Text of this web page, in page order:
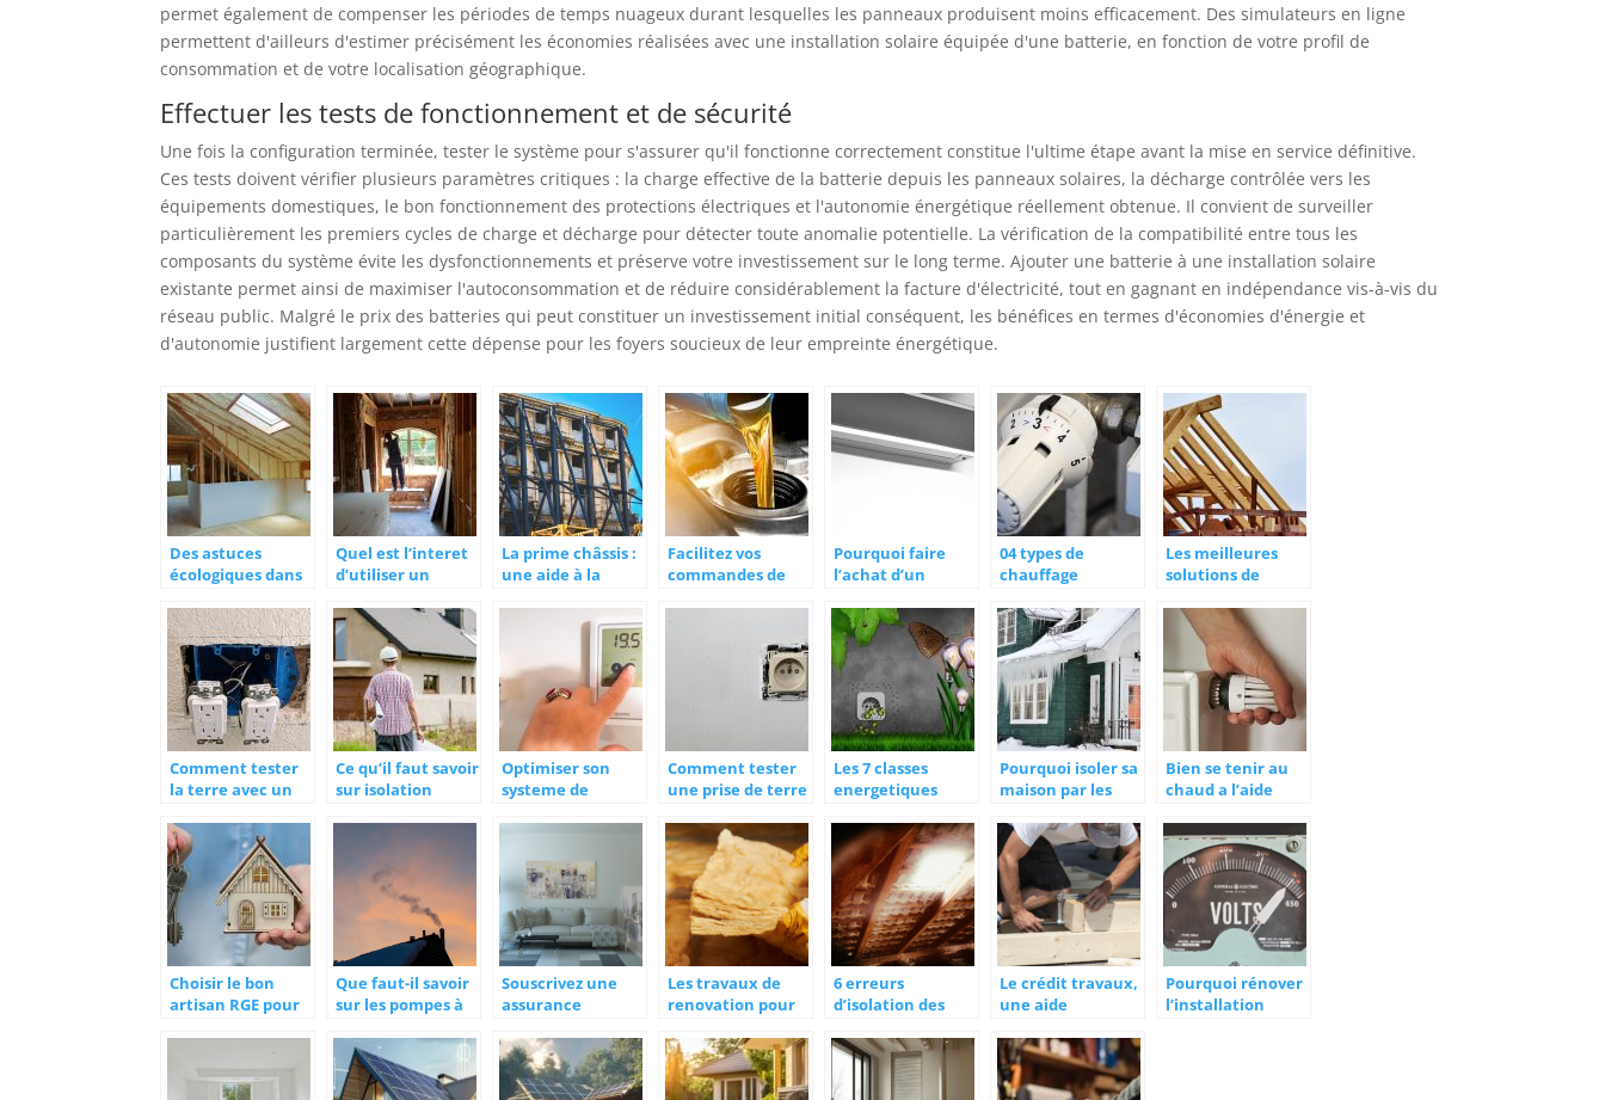
permet également de compenser les périodes de temps nuageux durant lesquelles les panneaux produisent moins efficacement. Des simulateurs en ligne
permettent d'ailleurs d'estimer précisément les économies réalisées avec une installation solaire équipée d'une batterie, en fonction de votre profil de
consommation et de votre localisation géographique.
Effectuer les tests de fonctionnement et de sécurité
Une fois la configuration terminée, tester le système pour s'assurer qu'il fonctionne correctement constitue l'ultime étape avant la mise en service définitive.
Ces tests doivent vérifier plusieurs paramètres critiques : la charge effective de la batterie depuis les panneaux solaires, la décharge contrôlée vers les
équipements domestiques, le bon fonctionnement des protections électriques et l'autonomie énergétique réellement obtenue. Il convient de surveiller
particulièrement les premiers cycles de charge et décharge pour détecter toute anomalie potentielle. La vérification de la compatibilité entre tous les
composants du système évite les dysfonctionnements et préserve votre investissement sur le long terme. Ajouter une batterie à une installation solaire
existante permet ainsi de maximiser l'autoconsommation et de réduire considérablement la facture d'électricité, tout en gagnant en indépendance vis-à-vis du
réseau public. Malgré le prix des batteries qui peut constituer un investissement initial conséquent, les bénéfices en termes d'économies d'énergie et
d'autonomie justifient largement cette dépense pour les foyers soucieux de leur empreinte énergétique.
Des astuces
écologiques dans
possible ?
Quel est l’interet
d’utiliser un
menuiserie ?
La prime châssis :
une aide à la
Bruxelles et
Belgique
Facilitez vos
commandes de
Pourquoi faire
l’achat d’un
reversible ?
04 types de
chauffage
economique
Les meilleures
solutions de
une maison a
ossature bois
Comment tester
la terre avec un
Ce qu’il faut savoir
sur isolation
Optimiser son
systeme de
preserver
l’environnement.
Comment tester
une prise de terre
?
Les 7 classes
energetiques
tout ce qu’il faut
savoir
Pourquoi isoler sa
maison par les
Bien se tenir au
chaud a l’aide
Choisir le bon
artisan RGE pour
Que faut-il savoir
sur les pompes à
Souscrivez une
assurance
societe generale
Les travaux de
renovation pour
energetique de
votre entreprise
6 erreurs
d’isolation des
Le crédit travaux,
une aide
vos projets de
rénovation
énergétique et de
Pourquoi rénover
l’installation